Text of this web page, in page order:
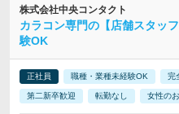
株式会社中央コンタクト
カラコン専門の【店舗スタ
験OK
正社員 職種・業種未経験OK 完
第二新卒歓迎 転勤なし 女性の